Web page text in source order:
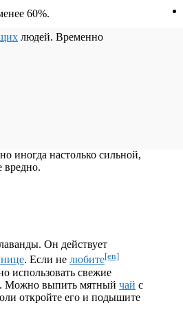
60%.
людей. Временно
иногда настолько сильной,
вредно.
Он действует
. Если не любите[en]
использовать свежие
Можно выпить мятный чай с
откройте его и подышите